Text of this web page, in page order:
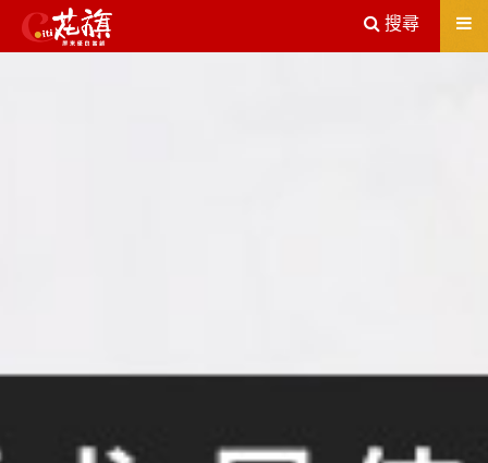
屏東機車借款解決您所有的借貸疑慮，完全了解、滿意再貸！
送出
搜尋